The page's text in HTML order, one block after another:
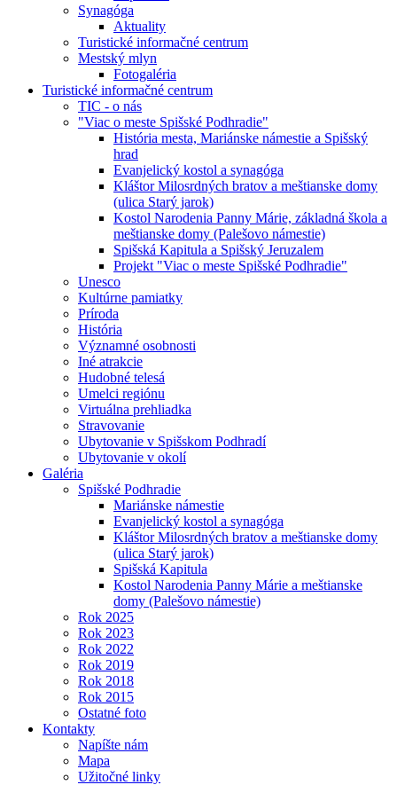
Synagóga
Aktuality
Turistické informačné centrum
Mestský mlyn
Fotogaléria
Turistické informačné centrum
TIC - o nás
"Viac o meste Spišské Podhradie"
História mesta, Mariánske námestie a Spišský
hrad
Evanjelický kostol a synagóga
Kláštor Milosrdných bratov a meštianske domy
(ulica Starý jarok)
Kostol Narodenia Panny Márie, základná škola a
meštianske domy (Palešovo námestie)
Spišská Kapitula a Spišský Jeruzalem
Projekt "Viac o meste Spišské Podhradie"
Unesco
Kultúrne pamiatky
Príroda
História
Významné osobnosti
Iné atrakcie
Hudobné telesá
Umelci regiónu
Virtuálna prehliadka
Stravovanie
Ubytovanie v Spišskom Podhradí
Ubytovanie v okolí
Galéria
Spišské Podhradie
Mariánske námestie
Evanjelický kostol a synagóga
Kláštor Milosrdných bratov a meštianske domy
(ulica Starý jarok)
Spišská Kapitula
Kostol Narodenia Panny Márie a meštianske
domy (Palešovo námestie)
Rok 2025
Rok 2023
Rok 2022
Rok 2019
Rok 2018
Rok 2015
Ostatné foto
Kontakty
Napíšte nám
Mapa
Užitočné linky